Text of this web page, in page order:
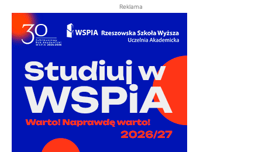
Reklama